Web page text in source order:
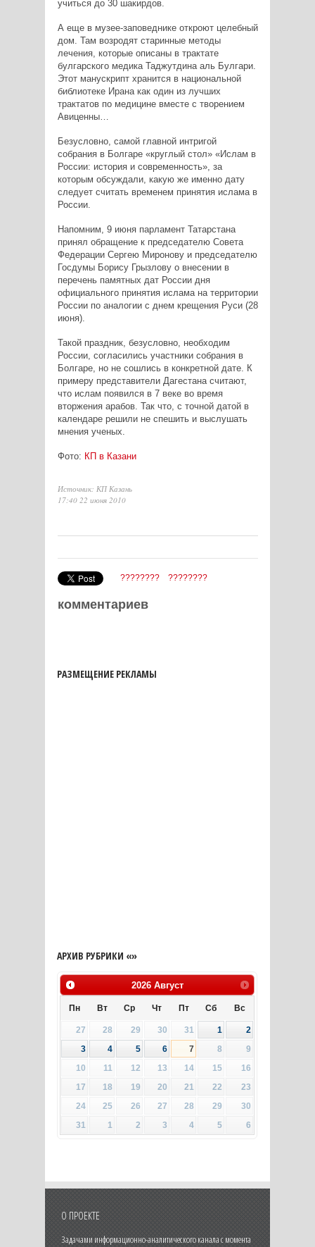
учиться до 30 шакирдов.
А еще в музее-заповеднике откроют целебный
дом. Там возродят старинные методы
лечения, которые описаны в трактате
булгарского медика Таджутдина аль Булгари.
Этот манускрипт хранится в национальной
библиотеке Ирана как один из лучших
трактатов по медицине вместе с творением
Авиценны…
Безусловно, самой главной интригой
собрания в Болгаре «круглый стол» «Ислам в
России: история и современность», за
которым обсуждали, какую же именно дату
следует считать временем принятия ислама в
России.
Напомним, 9 июня парламент Татарстана
принял обращение к председателю Совета
Федерации Сергею Миронову и председателю
Госдумы Борису Грызлову о внесении в
перечень памятных дат России дня
официального принятия ислама на территории
России по аналогии с днем крещения Руси (28
июня).
Такой праздник, безусловно, необходим
России, согласились участники собрания в
Болгаре, но не сошлись в конкретной дате. К
примеру представители Дагестана считают,
что ислам появился в 7 веке во время
вторжения арабов. Так что, с точной датой в
календаре решили не спешить и выслушать
мнения ученых.
Фото: КП в Казани
Источник: КП Казань
17:40 22 июня 2010
???????? ????????
комментариев
РАЗМЕЩЕНИЕ РЕКЛАМЫ
АРХИВ РУБРИКИ «»
2026 Август
Пн Вт Ср Чт Пт Сб Вс
27 28 29 30 31 1
2
3
4 5 6 7 8
9
10
11 12 13 14 15
16
17
18 19 20 21 22
23
24
25 26 27 28 29
30
31
1 2 3 4 5 6
О ПРОЕКТЕ
Задачами информационно-аналитического канала с момента